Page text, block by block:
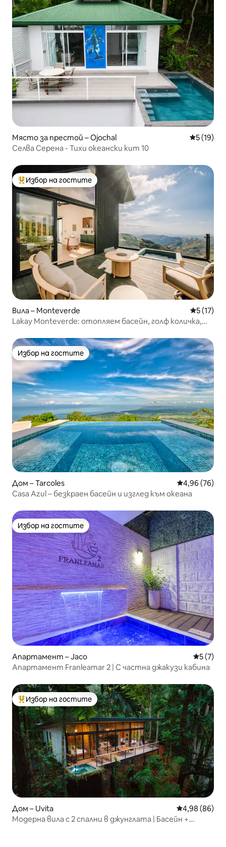
Място за престой – Ojochal Средна
5 (19)
Селва Серена - Тихи океански кит 10
Най-популярен избор на гостите
Избор на гостите
Вила – Monteverde Средна
5 (17)
Lakay Monteverde: отопляем басейн, голф количка,
Избор на гостите
Избор на гостите
Дом – Tarcoles Средна
4,96 (76)
Casa Azul – безкраен басейн и изглед към океана
Избор на гостите
Избор на гостите
Апартамент – Jaco Средна
5 (7)
Апартамент Franleamar 2 | С частна джакузи кабина
Най-популярен избор на гостите
Избор на гостите
Дом – Uvita Средна
4,98 (86)
Модерна вила с 2 спални в джунглата | Басейн +